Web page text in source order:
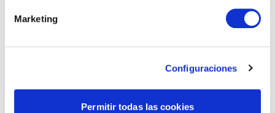
Marketing
Configuraciones
Permitir todas las cookies